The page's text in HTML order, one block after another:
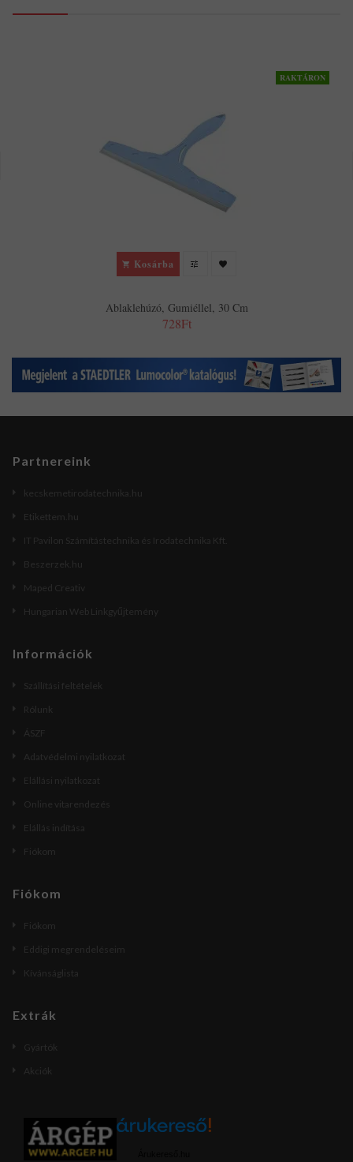
RAKTÁRON
Kosárba
Ablaklehúzó, Gumiéllel, 30 Cm
728Ft
Partnereink
kecskemetirodatechnika.hu
Etikettem.hu
IT Pavilon Számítástechnika és Irodatechnika Kft.
Beszerzek.hu
Maped Creativ
Hungarian Web Linkgyűjtemény
Információk
Szállítási feltételek
Rólunk
ÁSZF
Adatvédelmi nyilatkozat
Elállási nyilatkozat
Online vitarendezés
Elállás indítása
Fiókom
Fiókom
Fiókom
Eddigi megrendeléseim
Kívánságlista
Extrák
Gyártók
Akciók